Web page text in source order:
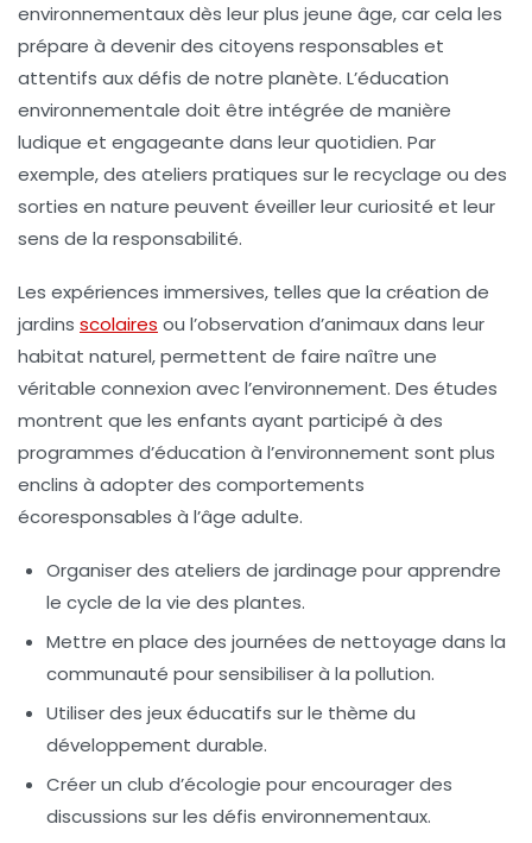
environnementaux dès leur plus jeune âge, car cela les
prépare à devenir des citoyens responsables et
attentifs aux défis de notre planète. L’éducation
environnementale doit être intégrée de manière
ludique et engageante dans leur quotidien. Par
exemple, des ateliers pratiques sur le recyclage ou des
sorties en nature peuvent éveiller leur curiosité et leur
sens de la responsabilité.
Les expériences immersives, telles que la création de
jardins scolaires ou l’observation d’animaux dans leur
habitat naturel, permettent de faire naître une
véritable connexion avec l’environnement. Des études
montrent que les enfants ayant participé à des
programmes d’éducation à l’environnement sont plus
enclins à adopter des comportements
écoresponsables à l’âge adulte.
Organiser des ateliers de jardinage pour apprendre
le cycle de la vie des plantes.
Mettre en place des journées de nettoyage dans la
communauté pour sensibiliser à la pollution.
Utiliser des jeux éducatifs sur le thème du
développement durable.
Créer un club d’écologie pour encourager des
discussions sur les défis environnementaux.